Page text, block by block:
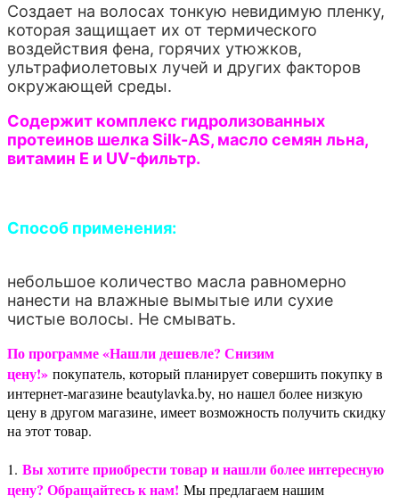
Создает на волосах тонкую невидимую пленку,
которая защищает их от термического
воздействия фена, горячих утюжков,
ультрафиолетовых лучей и других факторов
окружающей среды.
Содержит комплекс гидролизованных
протеинов шелка Silk-AS, масло семян льна,
витамин E и UV-фильтр.
Способ применения:
небольшое количество масла равномерно
нанести на влажные вымытые или сухие
чистые волосы. Не смывать.
По программе «Нашли дешевле? Снизим
цену!» покупатель, который планирует совершить покупку в
интернет-магазине beautylavka.by, но нашел более низкую
цену в другом магазине, имеет возможность получить скидку
на этот товар.
1. Вы хотите приобрести товар и нашли более интересную
цену? Обращайтесь к нам! Мы предлагаем нашим